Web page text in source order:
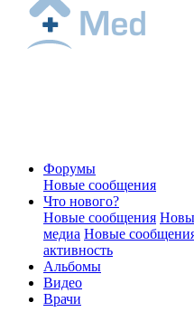
Форумы
Новые сообщения
Что нового?
Новые сообщения
медиа Новые
активность
Альбомы
Видео
Врачи